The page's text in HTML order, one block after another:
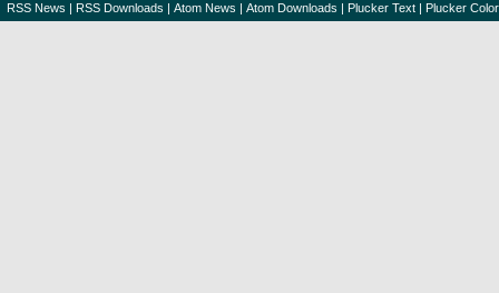
RSS News | RSS Downloads | Atom News | Atom Downloads | Plucker Text | Plucker Color